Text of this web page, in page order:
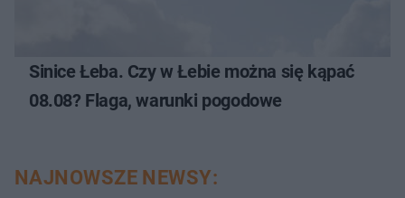
Sinice Łeba. Czy w Łebie można się kąpać
08.08? Flaga, warunki pogodowe
NAJNOWSZE NEWSY: